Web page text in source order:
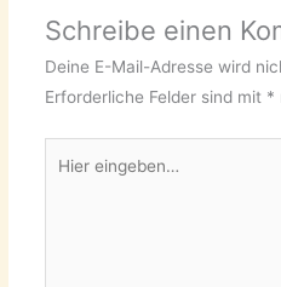
Schreibe einen
Deine E-Mail-Adresse wird
Erforderliche Felder sind mit *
eingeben…